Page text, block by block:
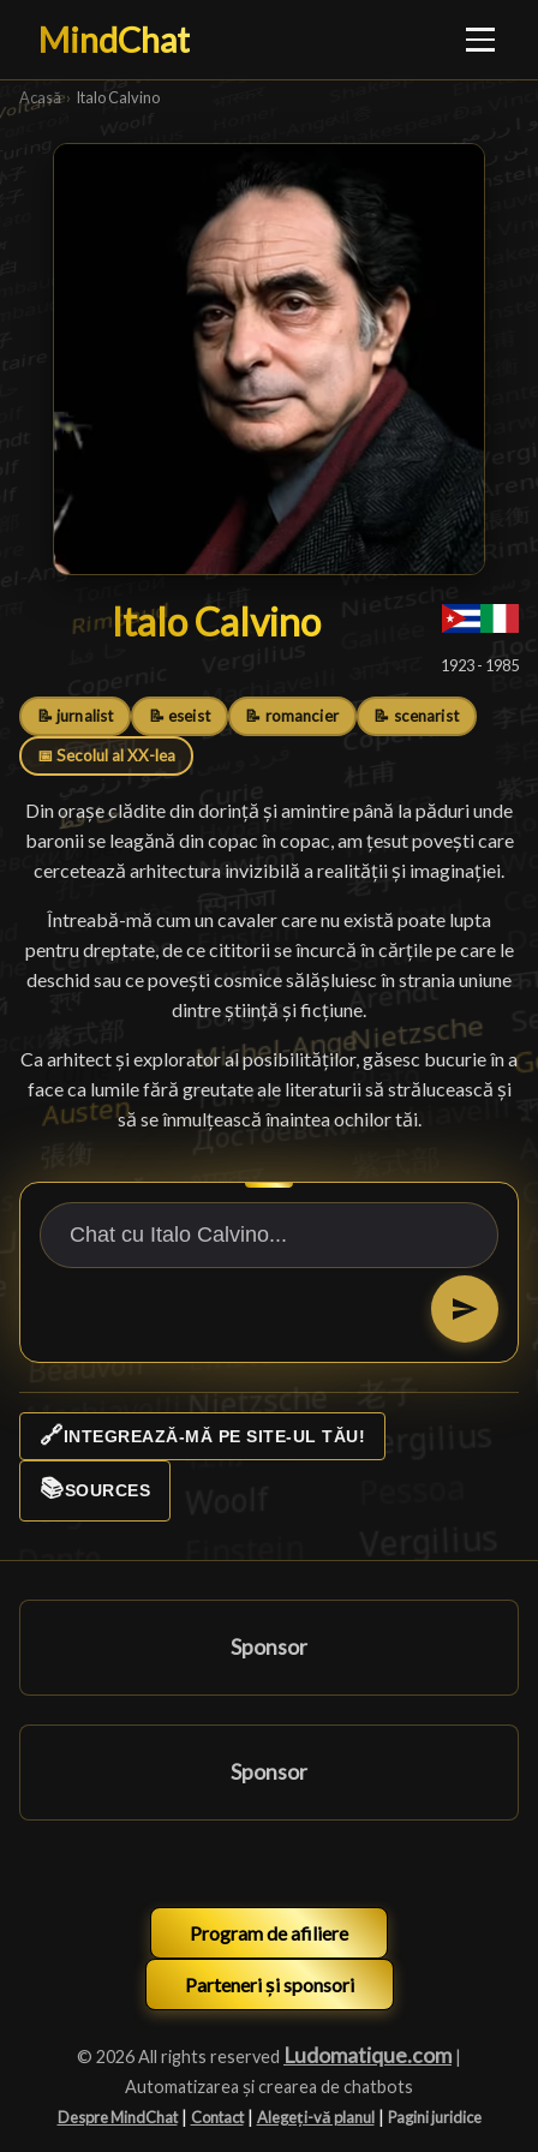
MindChat
Acasă › Italo Calvino
Italo Calvino
Italo Calvino█
1923 - 1985
📝 jurnalist 📝 eseist 📝 romancier 📝 scenarist
📅 Secolul al XX-lea
Din orașe clădite din dorință și amintire până la păduri unde
baronii se leagănă din copac în copac, am țesut povești care
cercetează arhitectura invizibilă a realității și imaginației.
Întreabă-mă cum un cavaler care nu există poate lupta
pentru dreptate, de ce cititorii se încurcă în cărțile pe care le
deschid sau ce povești cosmice sălășluiesc în strania uniune
dintre știință și ficțiune.
Ca arhitect și explorator al posibilităților, găsesc bucurie în a
face ca lumile fără greutate ale literaturii să strălucească și
să se înmulțească înaintea ochilor tăi.
🔗INTEGREAZĂ-MĂ PE SITE-UL TĂU!
📚SOURCES
Sponsor
Sponsor
Program de afiliere
Parteneri și sponsori
© 2026 All rights reserved Ludomatique.com |
Automatizarea și crearea de chatbots
Despre MindChat | Contact | Alegeți-vă planul | Pagini juridice